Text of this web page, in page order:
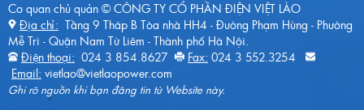
Cơ quan chủ quản ©CÔNG TY CỔ PHẦN ĐIỆN VIỆT LÀO
Địa chỉ: Tầng 9 Tháp B Tòa nhà HH4 - Đường Phạm Hùng - Phường
Mễ Trì - Quận Nam Từ Liêm - Thành phố Hà Nội.
Điện thoại: 024 3 854.8627 Fax: 024 3 552.3254
Email: vietlao@vietlaopower.com
Ghi rõ nguồn khi bạn đăng tin từ Website này.